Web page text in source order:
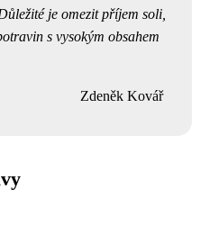
je omezit příjem soli,
s vysokým obsahem
Zdeněk Kovář